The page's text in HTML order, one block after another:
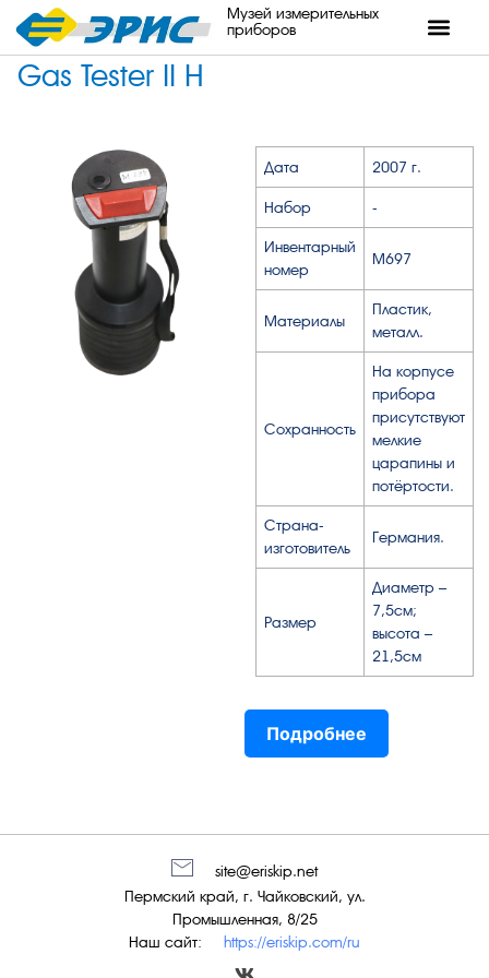
Музей измерительных
приборов
Gas Tester II H
Дата 2007 г.
Набор -
Инвентарный
номер
М697
Материалы
Пластик,
металл.
Сохранность
На корпусе
прибора
присутствуют
мелкие
царапины и
потёртости.
Страна-
изготовитель
Германия.
Размер
Диаметр –
7,5см;
высота –
21,5см
Подробнее
Наш сайт: https://eriskip.com/ru
Пермский край, г. Чайковский, ул.
Промышленная, 8/25
site@eriskip.net